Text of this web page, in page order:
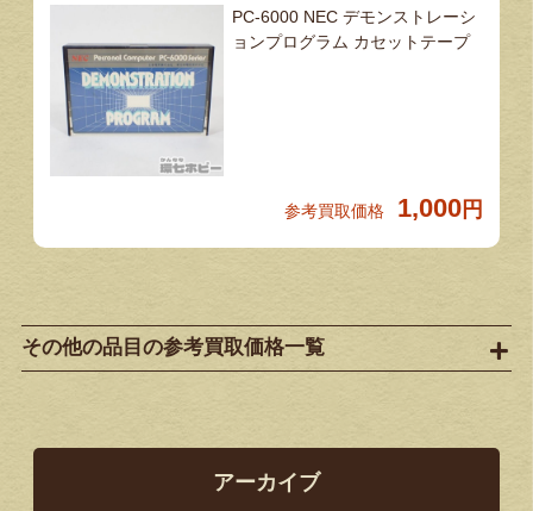
PC-6000 NEC デモンストレーシ
ョンプログラム カセットテープ
参考買取価格 1,000 円
その他の品目の参考買取価格一覧
アーカイブ